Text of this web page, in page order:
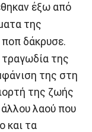
έξω από
της
δάκρυσε.
της
της στη
της ζωής
άλλου λαού που
και τα